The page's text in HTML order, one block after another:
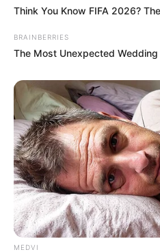
Think You Know FIFA 2026?
BRAINBERRIES
The Most Unexpected
MEDVI